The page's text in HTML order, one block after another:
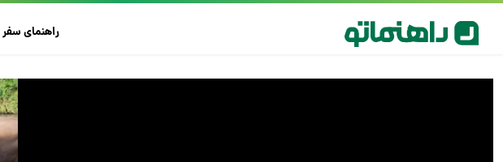
راهنمای سفر